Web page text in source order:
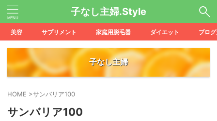
子なし主婦.Style
美容 サプリメント 家庭用脱毛器 ダイエット ブロ
子なし主婦
HOME >サンバリア100
サンバリア100